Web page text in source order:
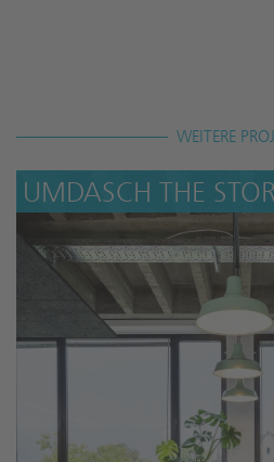
WEITERE
UMDASCH THE